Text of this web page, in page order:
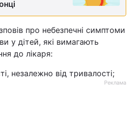
про небезпечні симптоми
у дітей, які вимагають
до лікаря:
незалежно від тривалості;
Реклама